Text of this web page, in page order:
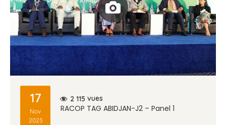
2 115 vues
17
Nov
2023
RACOP TAG ABIDJAN-J2 – Panel 1